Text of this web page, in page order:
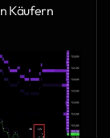
Käufern